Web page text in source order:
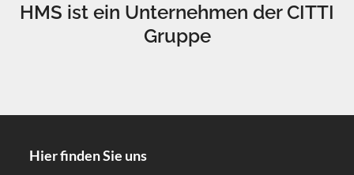
HMS ist ein Unternehmen der CITTI
Gruppe
Hier finden Sie uns